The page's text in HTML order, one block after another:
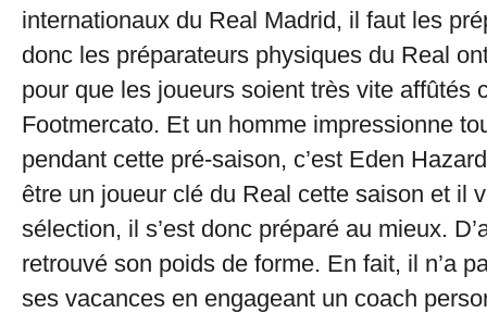
internationaux du Real Madrid, il faut les
donc les préparateurs physiques du Real
pour que les joueurs soient très vite affûtés
Footmercato. Et un homme impressionne
pendant cette pré-saison, c’est Eden
être un joueur clé du Real cette saison et il
sélection, il s’est donc préparé au mieux.
retrouvé son poids de forme. En fait, il n’a
ses vacances en engageant un coach